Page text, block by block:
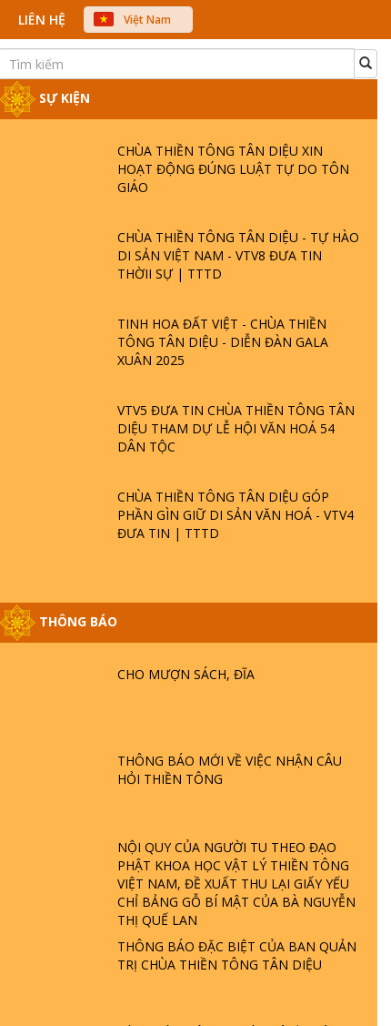
LIÊN HỆ
Việt Nam
中文
SỰ KIỆN
CHÙA THIỀN TÔNG TÂN DIỆU XIN
HOẠT ĐỘNG ĐÚNG LUẬT TỰ DO TÔN
GIÁO
CHÙA THIỀN TÔNG TÂN DIỆU - TỰ HÀO
DI SẢN VIỆT NAM - VTV8 ĐƯA TIN
THỜII SỰ | TTTD
TINH HOA ĐẤT VIỆT - CHÙA THIỀN
TÔNG TÂN DIỆU - DIỄN ĐÀN GALA
XUÂN 2025
VTV5 ĐƯA TIN CHÙA THIỀN TÔNG TÂN
DIỆU THAM DỰ LỄ HỘI VĂN HOÁ 54
DÂN TỘC
CHÙA THIỀN TÔNG TÂN DIỆU GÓP
PHẦN GÌN GIỮ DI SẢN VĂN HOÁ - VTV4
ĐƯA TIN | TTTD
THÔNG BÁO
CHO MƯỢN SÁCH, ĐĨA
THÔNG BÁO MỚI VỀ VIỆC NHẬN CÂU
HỎI THIỀN TÔNG
NỘI QUY CỦA NGƯỜI TU THEO ĐẠO
PHẬT KHOA HỌC VẬT LÝ THIỀN TÔNG
VIỆT NAM, ĐỀ XUẤT THU LẠI GIẤY YẾU
CHỈ BẢNG GỖ BÍ MẬT CỦA BÀ NGUYỄN
THỊ QUẾ LAN
THÔNG BÁO ĐẶC BIỆT CỦA BAN QUẢN
TRỊ CHÙA THIỀN TÔNG TÂN DIỆU
GIẢI ĐÁP ĐẶC BIỆT P25 - SUỐT 49 NĂM
PHẬT KHÔNG NÓI? HỘI LONG HOA LÀ
HỘI GÌ? TỬ VÌ ĐẠO
PHẬT GIỚI CÓ THỜI GIAN KHÔNG? |
TTTD
LÀ AI? QUỶ SA TĂNG? | TTTD
GIẢI ĐÁP THIỀN TÔNG ĐẶC BIỆT P22 - TẠI
SAO TRÁI ĐẤT NHIỀU THIÊN TAI - LŨ LỤT
- HỎA HOẠN | TTTD
GIẢI ĐÁP THIỀN TÔNG ĐẶC BIỆT P21 - TẠI